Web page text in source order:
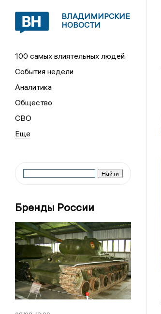
ВЛАДИМИРСКИЕ
НОВОСТИ
100 самых влиятельных людей
События недели
Аналитика
Общество
СВО
Бренды России